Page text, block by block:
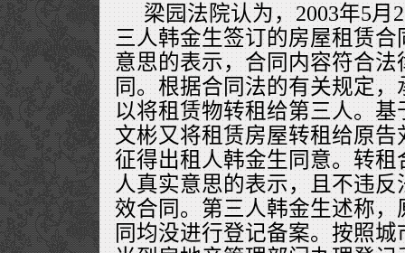
梁园法院认为，2003年5月
三人韩金生签订的房屋租赁
意思的表示，合同内容符合
同。根据合同法的有关规定
以将租赁物转租给第三人。
文彬又将租赁房屋转租给原
征得出租人韩金生同意。转
人真实意思的表示，且不违
效合同。第三人韩金生述称
同均没进行登记备案。按照